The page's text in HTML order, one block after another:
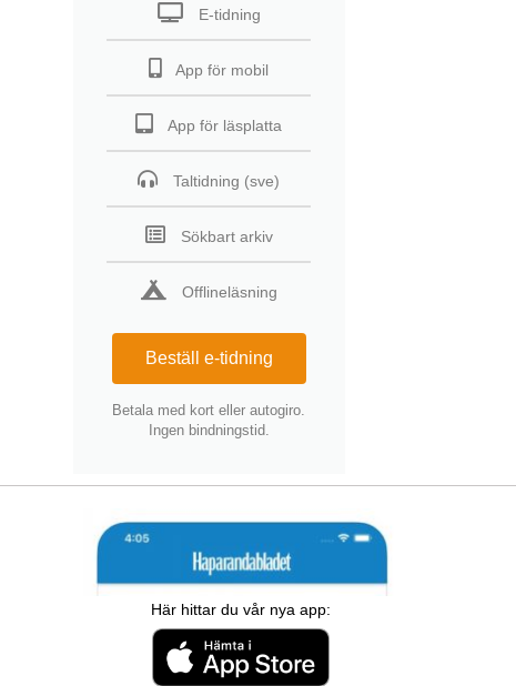
E-tidning
App för mobil
App för läsplatta
Taltidning (sve)
Sökbart arkiv
Offlineläsning
Beställ e-tidning
Betala med kort eller autogiro.
Ingen bindningstid.
Här hittar du vår nya app: